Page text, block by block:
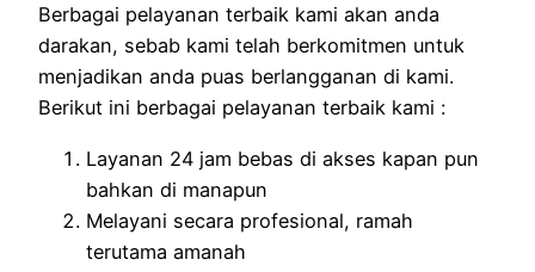
Berbagai pelayanan terbaik kami akan anda
darakan, sebab kami telah berkomitmen untuk
menjadikan anda puas berlangganan di kami.
Berikut ini berbagai pelayanan terbaik kami :
Layanan 24 jam bebas di akses kapan pun
bahkan di manapun
Melayani secara profesional, ramah
terutama amanah